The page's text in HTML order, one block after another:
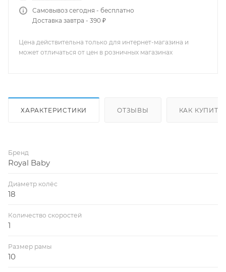
Самовывоз сегодня - бесплатно
Доставка завтра - 390 ₽
Цена действительна только для интернет-магазина и
может отличаться от цен в розничных магазинах
ХАРАКТЕРИСТИКИ ОТЗЫВЫ КАК КУПИТЬ
Бренд
Royal Baby
Диаметр колёс
18
Количество скоростей
1
Размер рамы
10